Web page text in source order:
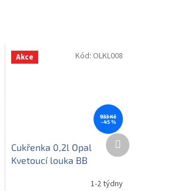
Akce
933 Kč
–45 %
Cukřenka 0,2l Opal
Kvetoucí louka BB
1-2 týdny
Kód: OLKL008
Další
produkt